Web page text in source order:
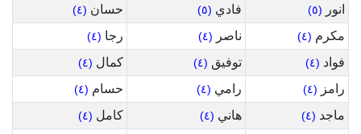
انور (٥) فادي (٥) حسان (٤)
مكرم (٤) ناصر (٤) رجا (٤)
فواد (٤) توفيق (٤) كمال (٤)
رامز (٤) رامي (٤) حسام (٤)
ماجد (٤) هاني (٤) كامل (٤)